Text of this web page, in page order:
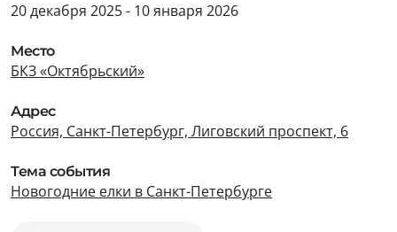
20 декабря 2025 - 10 января 2026
Место
БКЗ «Октябрьский»
Адрес
Россия, Санкт-Петербург, Лиговский проспект, 6
Тема события
Новогодние елки в Санкт-Петербурге